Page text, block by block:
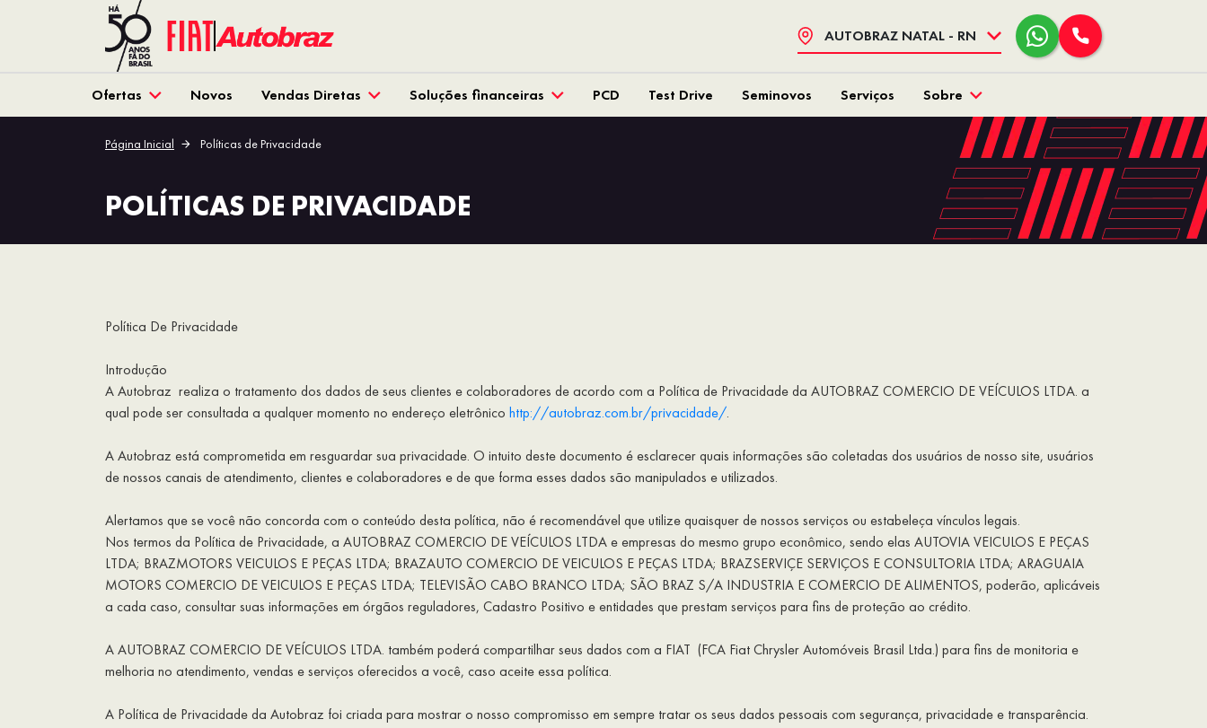
AUTOBRAZ NATAL - RN
Ofertas Novos Vendas Diretas Soluções financeiras PCD Test Drive Seminovos Serviços Sobre
Página Inicial Políticas de Privacidade
POLÍTICAS DE PRIVACIDADE
Política De Privacidade
Introdução
A Autobraz realiza o tratamento dos dados de seus clientes e colaboradores de acordo com a Política de Privacidade da AUTOBRAZ COMERCIO DE VEÍCULOS LTDA. a
qual pode ser consultada a qualquer momento no endereço eletrônico http://autobraz.com.br/privacidade/.
A Autobraz está comprometida em resguardar sua privacidade. O intuito deste documento é esclarecer quais informações são coletadas dos usuários de nosso site, usuários
de nossos canais de atendimento, clientes e colaboradores e de que forma esses dados são manipulados e utilizados.
Alertamos que se você não concorda com o conteúdo desta política, não é recomendável que utilize quaisquer de nossos serviços ou estabeleça vínculos legais.
Nos termos da Política de Privacidade, a AUTOBRAZ COMERCIO DE VEÍCULOS LTDA e empresas do mesmo grupo econômico, sendo elas AUTOVIA VEICULOS E PEÇAS
LTDA; BRAZMOTORS VEICULOS E PEÇAS LTDA; BRAZAUTO COMERCIO DE VEICULOS E PEÇAS LTDA; BRAZSERVIÇE SERVIÇOS E CONSULTORIA LTDA; ARAGUAIA
MOTORS COMERCIO DE VEICULOS E PEÇAS LTDA; TELEVISÃO CABO BRANCO LTDA; SÃO BRAZ S/A INDUSTRIA E COMERCIO DE ALIMENTOS, poderão, aplicáveis
a cada caso, consultar suas informações em órgãos reguladores, Cadastro Positivo e entidades que prestam serviços para fins de proteção ao crédito.
A AUTOBRAZ COMERCIO DE VEÍCULOS LTDA. também poderá compartilhar seus dados com a FIAT (FCA Fiat Chrysler Automóveis Brasil Ltda.) para fins de monitoria e
melhoria no atendimento, vendas e serviços oferecidos a você, caso aceite essa política.
A Política de Privacidade da Autobraz foi criada para mostrar o nosso compromisso em sempre tratar os seus dados pessoais com segurança, privacidade e transparência.